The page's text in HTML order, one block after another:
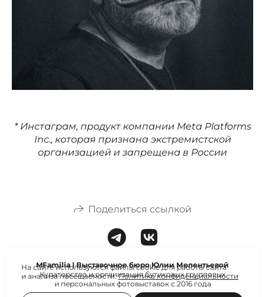
* Инстаграм, продукт компании Meta Platforms
Inc., которая признана экстремистской
организацией и запрещена в России
Поделиться ссылкой
MFamilia | Выставочное бюро Юлии Мелентьевой
Кураторство и организация бутиковых групповых
и персональных фотовыставок с 2016 года
На сайте используются файлы cookie для работы сайта
и анализа посещаемости.Политика конфиденциальности